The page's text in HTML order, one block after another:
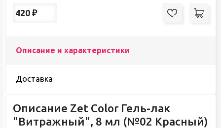
420 ₽
Описание и характеристики
Доставка
Описание Zet Color Гель-лак
"Витражный", 8 мл (№02 Красный)